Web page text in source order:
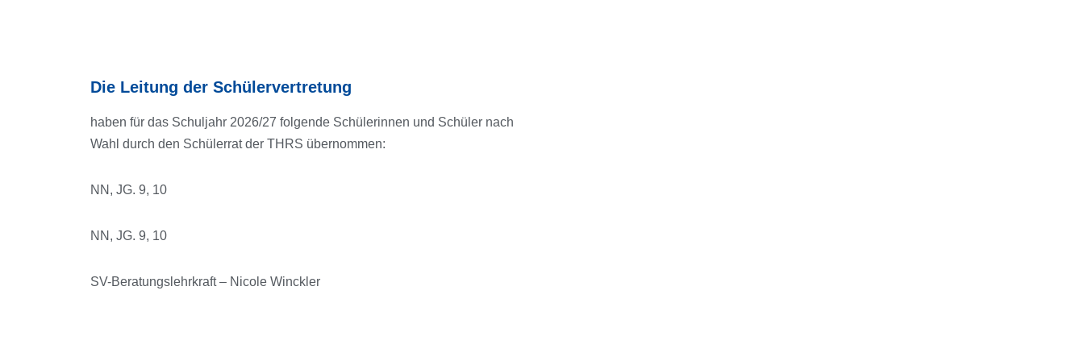
Die Leitung der Schülervertretung
haben für das Schuljahr 2026/27 folgende Schülerinnen und Schüler nach
Wahl durch den Schülerrat der THRS übernommen:
NN, JG. 9, 10
NN, JG. 9, 10
SV-Beratungslehrkraft – Nicole Winckler